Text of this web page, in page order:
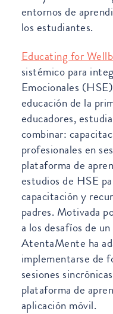
entornos de
los estudiantes.
Educating for
sistémico para
Emocionales
educación de la
educadores,
combinar:
profesionales en
plataforma de
estudios de HSE
capacitación y
padres. Motivada
a los desafíos de
AtentaMente ha
implementarse de
sesiones
plataforma de
aplicación móvil.